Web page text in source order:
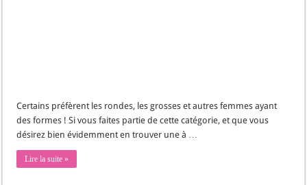
Certains préfèrent les rondes, les grosses et autres femmes ayant
des formes ! Si vous faites partie de cette catégorie, et que vous
désirez bien évidemment en trouver une à …
Lire la suite »